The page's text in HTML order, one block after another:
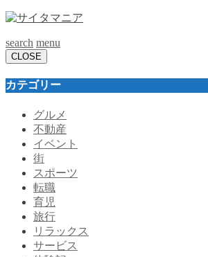
search menu
CLOSE
カテゴリー
グルメ
不動産
イベント
街
スポーツ
転職
育児
旅行
リラックス
サービス